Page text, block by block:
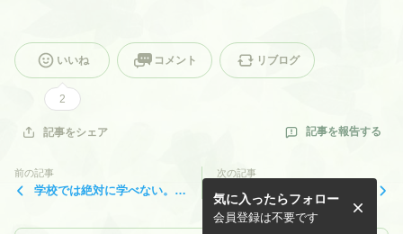
いいね
2
コメント リブログ
記事をシェア 記事を報告する
前の記事
学校では絶対に学べない。も
次の記事
子どもと接するときの心構え
その①！！すべてを受け入れ
ろ！！
気に入ったらフォロー
会員登録は不要です